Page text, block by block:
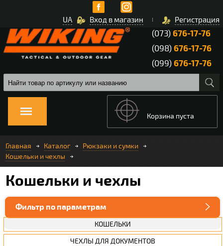
Вход в магазин Регистрация
UA
(073)676-17-76
(098)676-17-76
(099)676-17-76
Корзина пуста
Главная Каталог
Рюкзаки и сумки
Кошельки и чехлы
Кошельки и чехлы
Фильтр по параметрам
КОШЕЛЬКИ
ЧЕХЛЫ ДЛЯ ДОКУМЕНТОВ